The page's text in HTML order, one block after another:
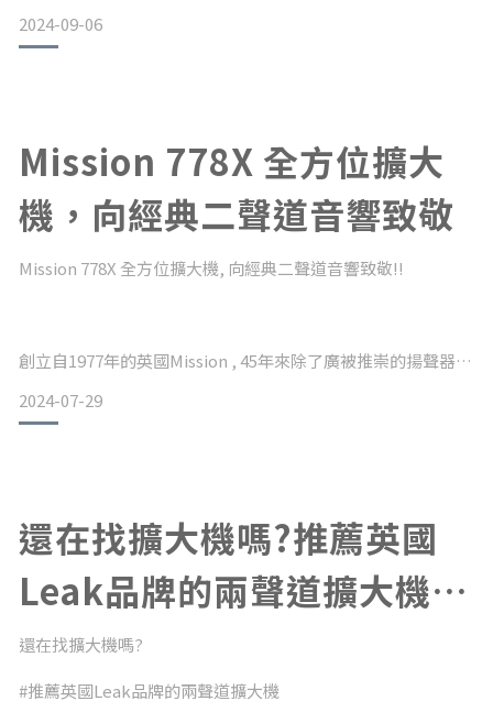
750 #Mission 770《100%英國生
2024-09-06
Mission 778X 全方位擴大
機，向經典二聲道音響致敬
Mission 778X 全方位擴大機, 向經典二聲道音響致敬!!
創立自1977年的英國Mission , 45年來除了廣被推崇的揚聲器系
Mission 778X 是一款承襲80年代風格的擴大機, 採用大型的旋
Mission 778X 黑、銀兩色,
2024-07-29
還在找擴大機嗎?推薦英國
Leak品牌的兩聲道擴大機
(內含Stereo 230與Stereo
130的比較)
還在找擴大機嗎?
#推薦英國Leak品牌的兩聲道擴大機